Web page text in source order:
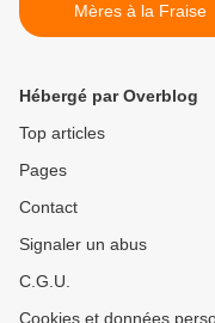
Mères à la Fraise
Hébergé par Overblog
Top articles
Pages
Contact
Signaler un abus
C.G.U.
Cookies et données